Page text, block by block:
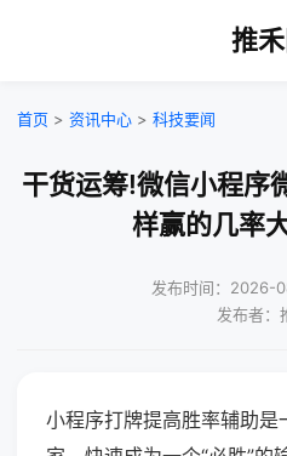
推
首页 > 资讯中心 > 科技要闻
干货运筹!微信小程序
样赢的几率
发布时间：2026-
发布者：
小程序打牌提高胜率辅助是